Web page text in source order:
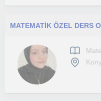
MATEMATİK ÖZEL DERS